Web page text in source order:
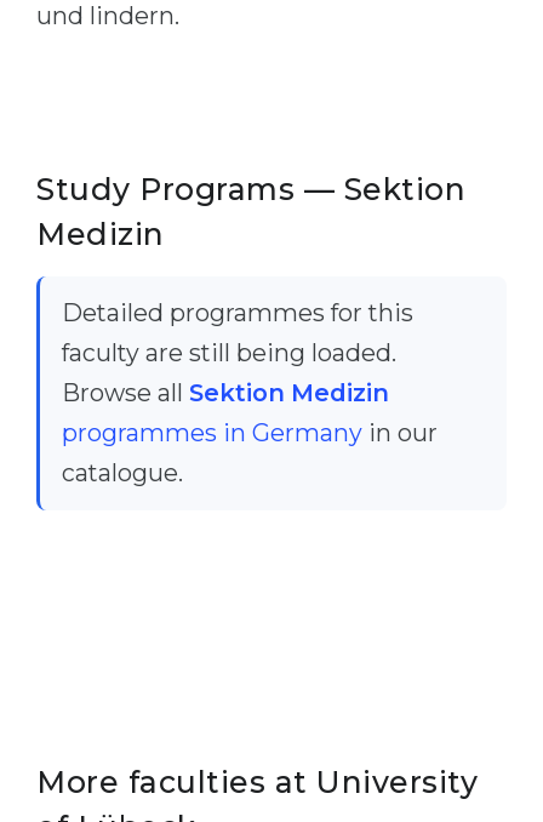
und lindern.
Study Programs — Sektion
Medizin
Detailed programmes for this
faculty are still being loaded.
Browse all Sektion Medizin
programmes in Germany in our
catalogue.
More faculties at University